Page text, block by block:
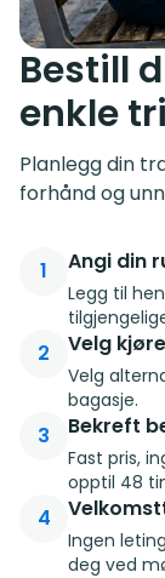
Bestill
enkle
Planlegg din
forhånd og
1 Angi din
Legg til
2 Velg
Velg
bagasje.
3 Bekreft
Fast pris,
opptil 48
4
Ingen
deg ved